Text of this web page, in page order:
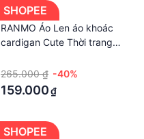
SHOPEE
RANMO Áo Len áo khoác
cardigan Cute Thời trang
A91K7OI 41Z231013
265.000 ₫ -40%
159.000₫
SHOPEE